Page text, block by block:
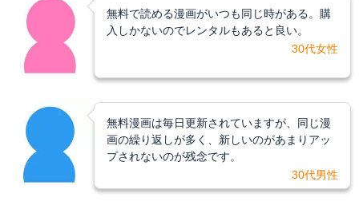
無料で読める漫画がいつも同じ時がある。購
入しかないのでレンタルもあると良い。
30代女性
無料漫画は毎日更新されていますが、同じ漫
画の繰り返しが多く、新しいのがあまりアッ
プされないのが残念です。
30代男性